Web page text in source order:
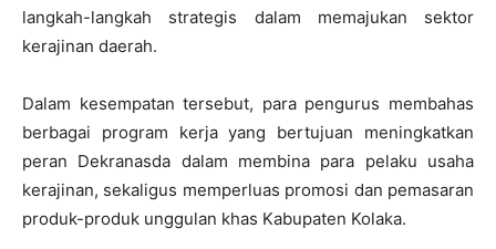
langkah-langkah strategis dalam memajukan sektor
kerajinan daerah.
Dalam kesempatan tersebut, para pengurus membahas
berbagai program kerja yang bertujuan meningkatkan
peran Dekranasda dalam membina para pelaku usaha
kerajinan, sekaligus memperluas promosi dan pemasaran
produk-produk unggulan khas Kabupaten Kolaka.